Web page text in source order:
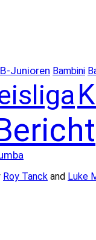
B-Junioren Bambini
Roy Tanck and Luke